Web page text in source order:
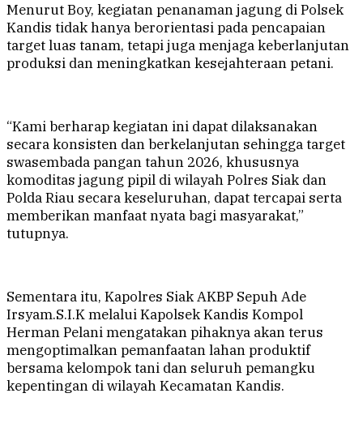
Menurut Boy, kegiatan penanaman jagung di Polsek
Kandis tidak hanya berorientasi pada pencapaian
target luas tanam, tetapi juga menjaga keberlanjutan
produksi dan meningkatkan kesejahteraan petani.
“Kami berharap kegiatan ini dapat dilaksanakan
secara konsisten dan berkelanjutan sehingga target
swasembada pangan tahun 2026, khususnya
komoditas jagung pipil di wilayah Polres Siak dan
Polda Riau secara keseluruhan, dapat tercapai serta
memberikan manfaat nyata bagi masyarakat,”
tutupnya.
Sementara itu, Kapolres Siak AKBP Sepuh Ade
Irsyam.S.I.K melalui Kapolsek Kandis Kompol
Herman Pelani mengatakan pihaknya akan terus
mengoptimalkan pemanfaatan lahan produktif
bersama kelompok tani dan seluruh pemangku
kepentingan di wilayah Kecamatan Kandis.